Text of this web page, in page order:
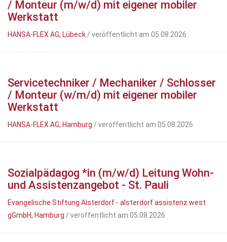
/ Monteur (m/w/d) mit eigener mobiler
Werkstatt
HANSA-FLEX AG, Lübeck / veröffentlicht am 05.08.2026
Servicetechniker / Mechaniker / Schlosser
/ Monteur (w/m/d) mit eigener mobiler
Werkstatt
HANSA-FLEX AG, Hamburg / veröffentlicht am 05.08.2026
Sozialpädagog *in (m/w/d) Leitung Wohn-
und Assistenzangebot - St. Pauli
Evangelische Stiftung Alsterdorf - alsterdorf assistenz west
gGmbH, Hamburg / veröffentlicht am 05.08.2026